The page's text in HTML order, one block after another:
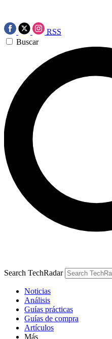
RSS
Buscar
Search TechRadar
Noticias
Análisis
Guías prácticas
Guías de compra
Artículos
Más